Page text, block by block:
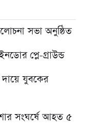
সভা অনুষ্ঠিত
প্লে-গ্রাউন্ড
দায়ে যুবকের
সংঘর্ষে আহত ৫